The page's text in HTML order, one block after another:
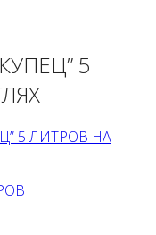
5
5 ЛИТРОВ НА